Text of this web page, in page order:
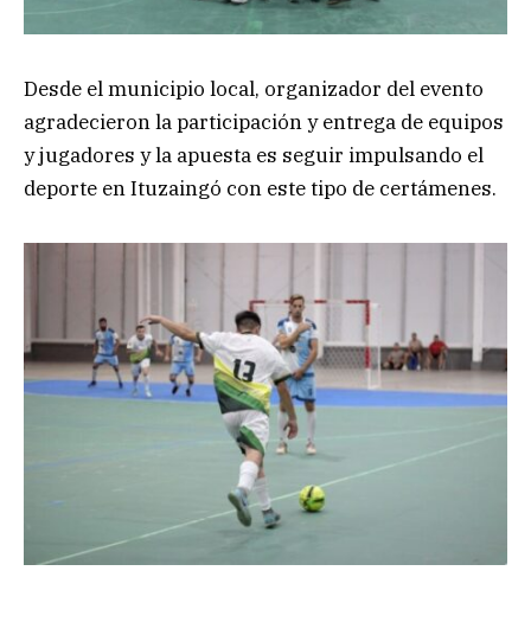
Desde el municipio local, organizador del evento
agradecieron la participación y entrega de equipos
y jugadores y la apuesta es seguir impulsando el
deporte en Ituzaingó con este tipo de certámenes.